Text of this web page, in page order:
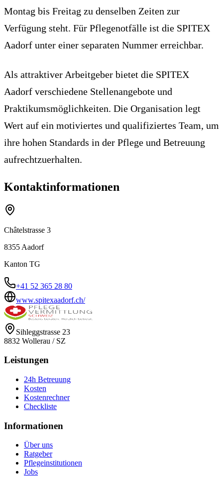
Montag bis Freitag zu denselben Zeiten zur
Verfügung steht. Für Pflegenotfälle ist die SPITEX
Aadorf unter einer separaten Nummer erreichbar.
Als attraktiver Arbeitgeber bietet die SPITEX
Aadorf verschiedene Stellenangebote und
Praktikumsmöglichkeiten. Die Organisation legt
Wert auf ein motiviertes und qualifiziertes Team, um
ihre hohen Standards in der Pflege und Betreuung
aufrechtzuerhalten.
Kontaktinformationen
Châtelstrasse 3
8355 Aadorf
Kanton TG
+41 52 365 28 80
www.spitexaadorf.ch/
Sihleggstrasse 23
8832 Wollerau / SZ
Leistungen
24h Betreuung
Kosten
Kostenrechner
Checkliste
Informationen
Über uns
Ratgeber
Pflegeinstitutionen
Jobs